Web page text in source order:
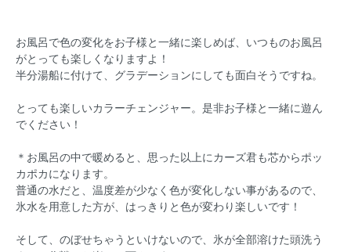
お風呂で色の変化をお子様と一緒に楽しめば、いつものお風呂
がとっても楽しくなりますよ！
半分湯船に付けて、グラデーションにしても面白そうですね。
とっても楽しいカラーチェンジャー。是非お子様と一緒に遊ん
でください！
＊お風呂の中で暖めると、思った以上にカーズ君も芯からポッ
カポカになります。
普通の水だと、温度差が少なく色が変化しない事があるので、
氷水を用意した方が、はっきりと色が変わり楽しいです！
そして、のぼせちゃうといけないので、氷が全部溶けた頭洗う